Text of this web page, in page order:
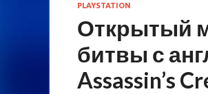
PLAYSTATION
Открытый
битвы с
Assassin’s